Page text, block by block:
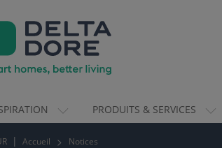
PRODUITS & SERVICES
Accueil Notices